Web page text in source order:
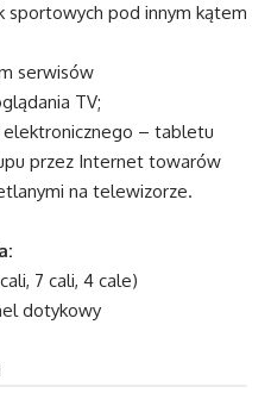
sportowych pod innym kątem
serwisów
TV;
– tabletu
przez Internet towarów
na telewizorze.
7 cali, 4 cale)
dotykowy